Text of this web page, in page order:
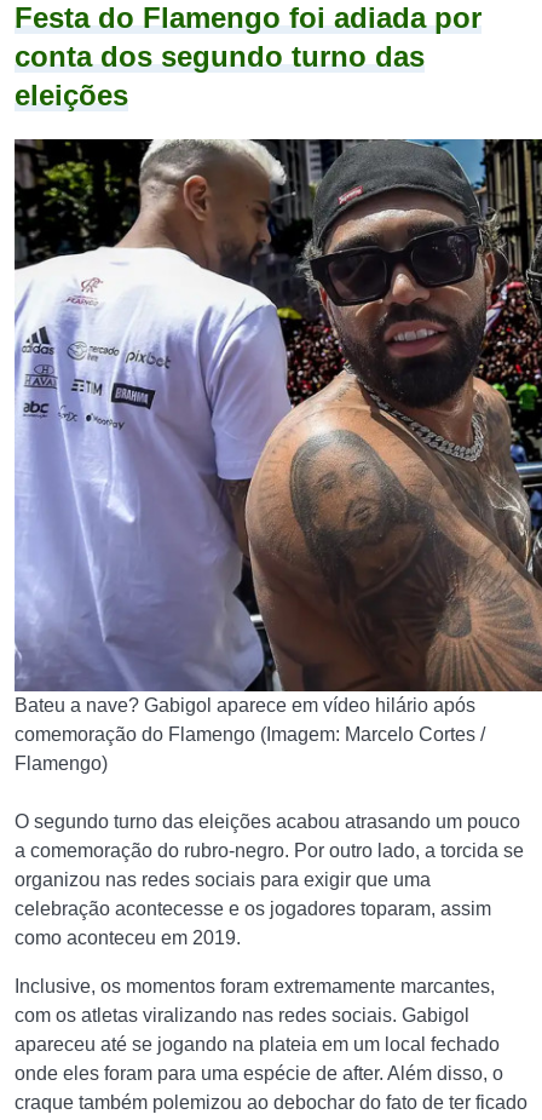
Festa do Flamengo foi adiada por
conta dos segundo turno das
eleições
Bateu a nave? Gabigol aparece em vídeo hilário após
comemoração do Flamengo (Imagem: Marcelo Cortes /
Flamengo)
O segundo turno das eleições acabou atrasando um pouco
a comemoração do rubro-negro. Por outro lado, a torcida se
organizou nas redes sociais para exigir que uma
celebração acontecesse e os jogadores toparam, assim
como aconteceu em 2019.
Inclusive, os momentos foram extremamente marcantes,
com os atletas viralizando nas redes sociais. Gabigol
apareceu até se jogando na plateia em um local fechado
onde eles foram para uma espécie de after. Além disso, o
craque também polemizou ao debochar do fato de ter ficado